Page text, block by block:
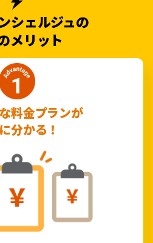
シェルジュの
メリット
料金プランが
分かる！